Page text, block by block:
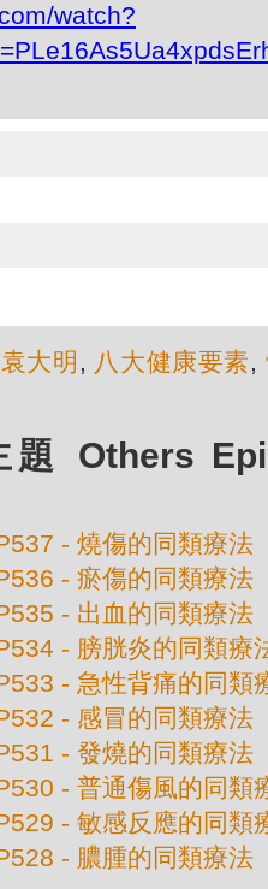
watch?
袁大明 , 八大健康要素,
Others
- 燒傷的同類療法
- 瘀傷的同類療法
- 出血的同類療法
- 膀胱炎的同類療
- 急性背痛的同類
- 感冒的同類療法
- 發燒的同類療法
- 普通傷風的同類
- 敏感反應的同類
- 膿腫的同類療法